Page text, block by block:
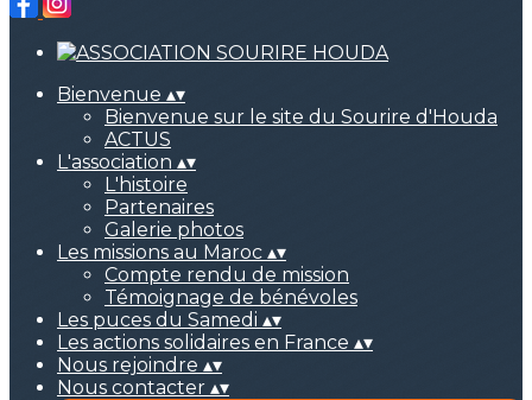
Bienvenue ▴▾
Bienvenue sur le site du Sourire d'Houda
ACTUS
L'association ▴▾
L'histoire
Partenaires
Galerie photos
Les missions au Maroc ▴▾
Compte rendu de mission
Témoignage de bénévoles
Les puces du Samedi ▴▾
Les actions solidaires en France ▴▾
Nous rejoindre ▴▾
Nous contacter ▴▾